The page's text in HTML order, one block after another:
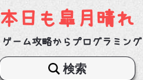
本日も皐月晴れ
ゲーム攻略からプログラミン
検索